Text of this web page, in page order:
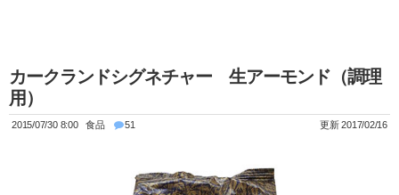
カークランドシグネチャー 生アーモンド（調理
用）
2015/07/30 8:00 食品 51 更新 2017/02/16